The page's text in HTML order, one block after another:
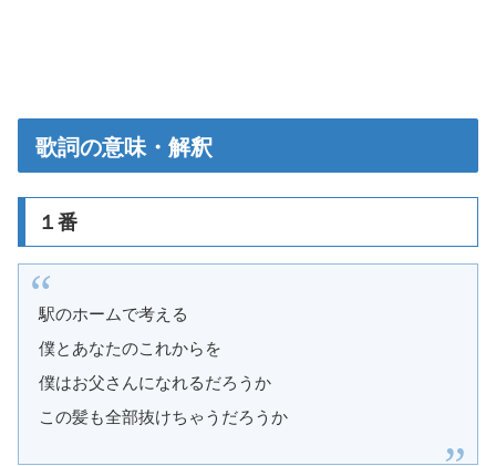
歌詞の意味・解釈
１番
駅のホームで考える
僕とあなたのこれからを
僕はお父さんになれるだろうか
この髪も全部抜けちゃうだろうか